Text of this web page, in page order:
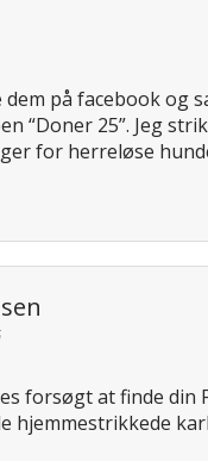
dem på facebook og
“Doner 25”. Jeg
for herreløse
forsøgt at finde din
hjemmestrikkede